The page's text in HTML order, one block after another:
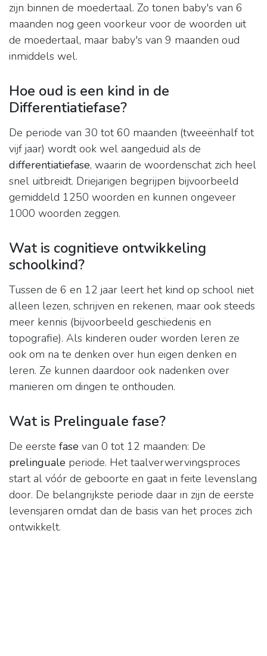
zijn binnen de moedertaal. Zo tonen baby's van 6
maanden nog geen voorkeur voor de woorden uit
de moedertaal, maar baby's van 9 maanden oud
inmiddels wel.
Hoe oud is een kind in de
Differentiatiefase?
De periode van 30 tot 60 maanden (tweeënhalf tot
vijf jaar) wordt ook wel aangeduid als de
differentiatiefase, waarin de woordenschat zich heel
snel uitbreidt. Driejarigen begrijpen bijvoorbeeld
gemiddeld 1250 woorden en kunnen ongeveer
1000 woorden zeggen.
Wat is cognitieve ontwikkeling
schoolkind?
Tussen de 6 en 12 jaar leert het kind op school niet
alleen lezen, schrijven en rekenen, maar ook steeds
meer kennis (bijvoorbeeld geschiedenis en
topografie). Als kinderen ouder worden leren ze
ook om na te denken over hun eigen denken en
leren. Ze kunnen daardoor ook nadenken over
manieren om dingen te onthouden.
Wat is Prelinguale fase?
De eerste fase van 0 tot 12 maanden: De
prelinguale periode. Het taalverwervingsproces
start al vóór de geboorte en gaat in feite levenslang
door. De belangrijkste periode daar in zijn de eerste
levensjaren omdat dan de basis van het proces zich
ontwikkelt.